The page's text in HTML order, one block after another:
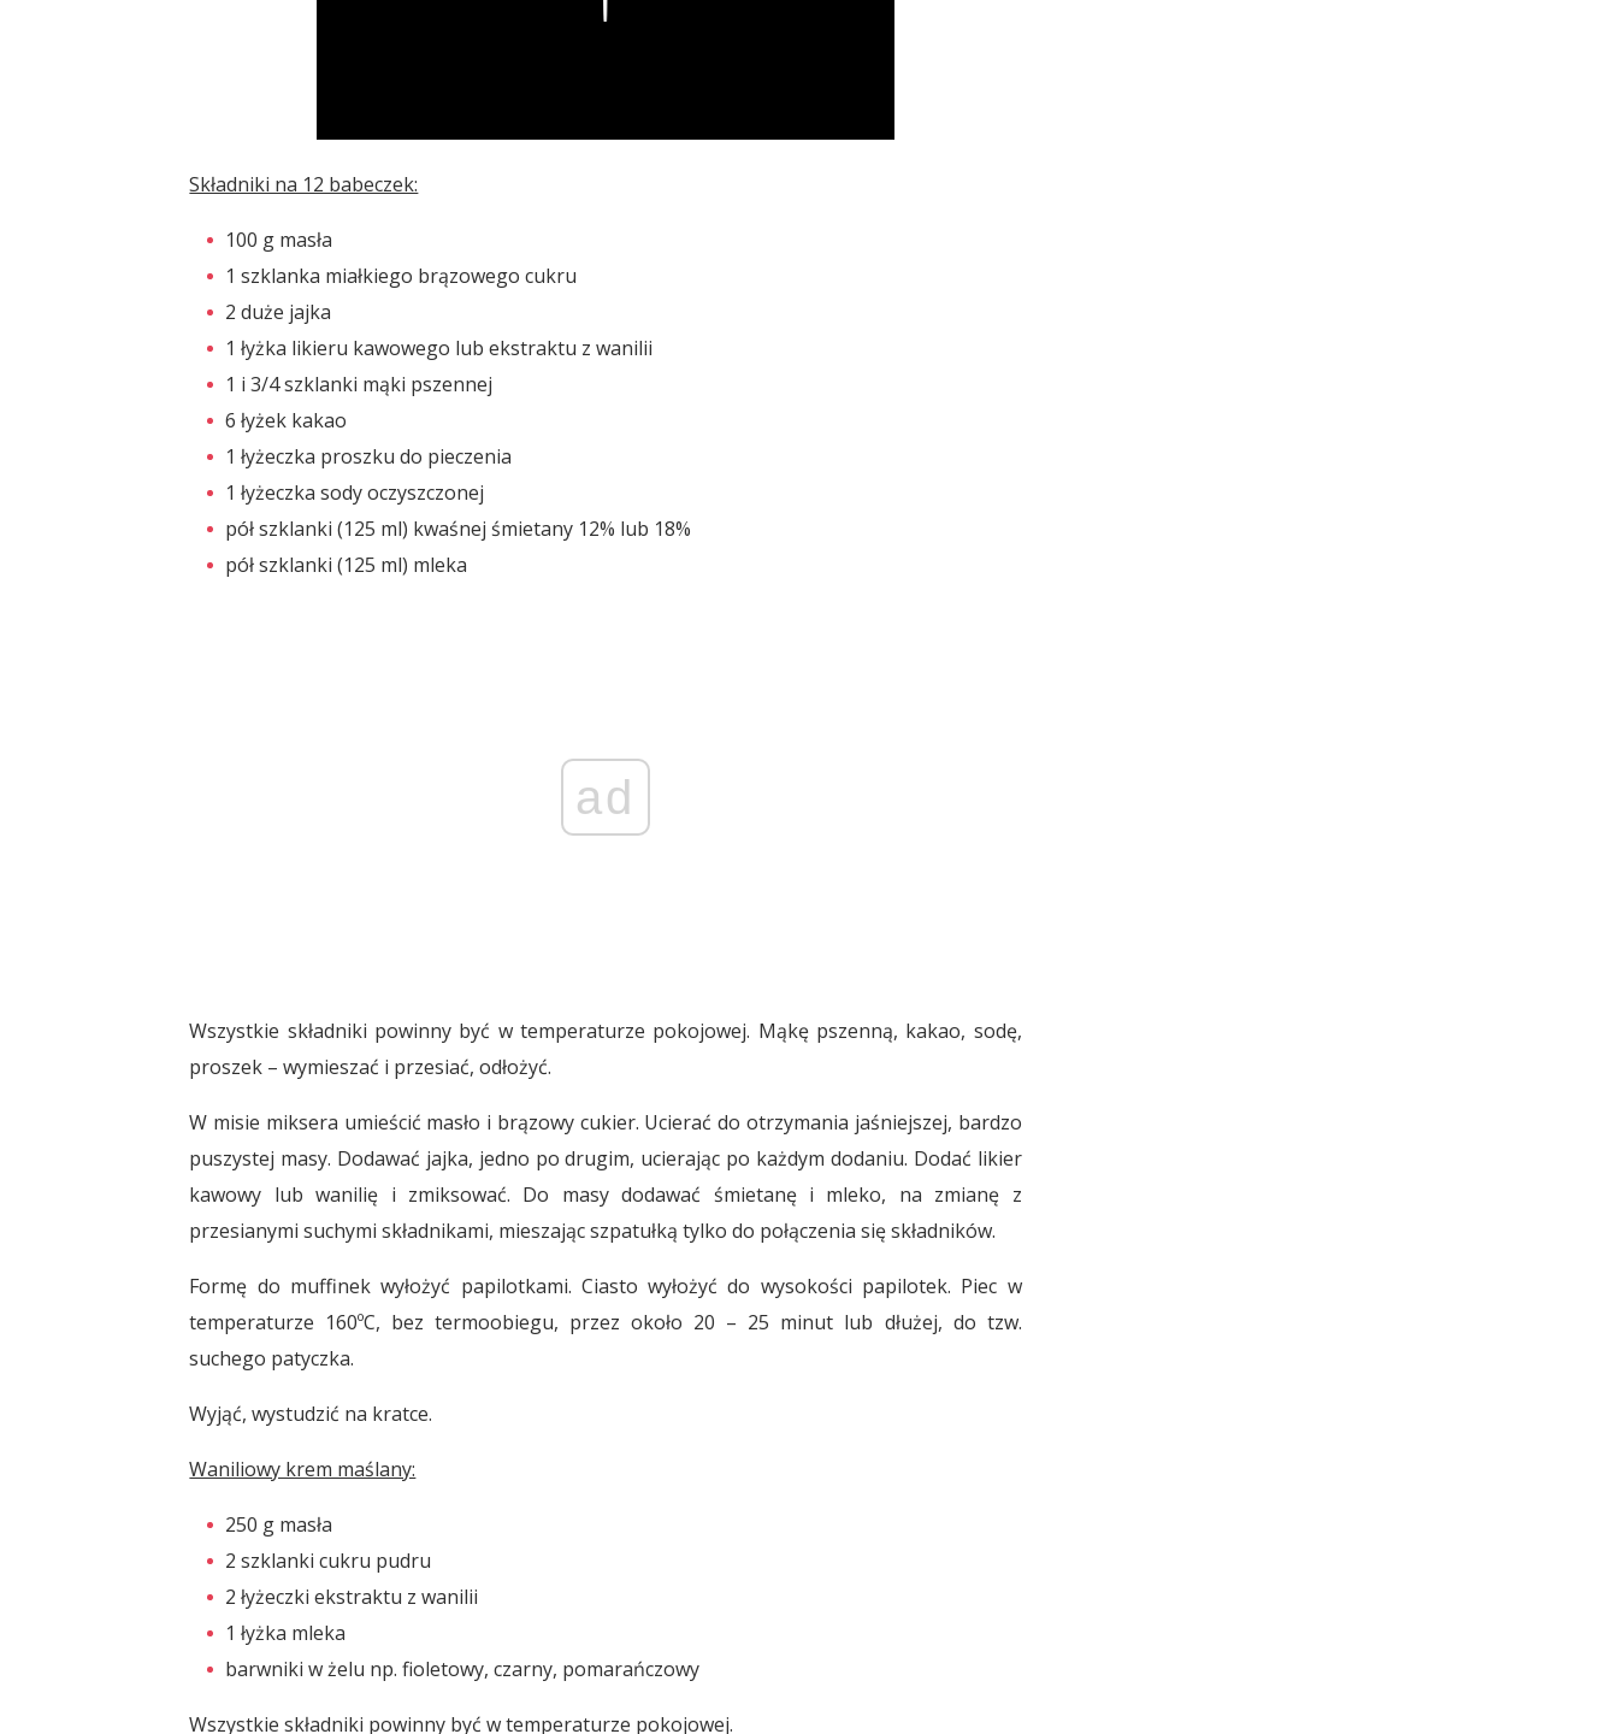
Składniki na 12 babeczek:
100 g masła
1 szklanka miałkiego brązowego cukru
2 duże jajka
1 łyżka likieru kawowego lub ekstraktu z wanilii
1 i 3/4 szklanki mąki pszennej
6 łyżek kakao
1 łyżeczka proszku do pieczenia
1 łyżeczka sody oczyszczonej
pół szklanki (125 ml) kwaśnej śmietany 12% lub 18%
pół szklanki (125 ml) mleka
ad
Wszystkie składniki powinny być w temperaturze pokojowej. Mąkę pszenną, kakao, sodę,
proszek – wymieszać i przesiać, odłożyć.
W misie miksera umieścić masło i brązowy cukier. Ucierać do otrzymania jaśniejszej, bardzo
puszystej masy. Dodawać jajka, jedno po drugim, ucierając po każdym dodaniu. Dodać likier
kawowy lub wanilię i zmiksować. Do masy dodawać śmietanę i mleko, na zmianę z
przesianymi suchymi składnikami, mieszając szpatułką tylko do połączenia się składników.
Formę do muffinek wyłożyć papilotkami. Ciasto wyłożyć do wysokości papilotek. Piec w
temperaturze 160ºC, bez termoobiegu, przez około 20 – 25 minut lub dłużej, do tzw.
suchego patyczka.
Wyjąć, wystudzić na kratce.
Waniliowy krem maślany:
250 g masła
2 szklanki cukru pudru
2 łyżeczki ekstraktu z wanilii
1 łyżka mleka
barwniki w żelu np. fioletowy, czarny, pomarańczowy
Wszystkie składniki powinny być w temperaturze pokojowej.